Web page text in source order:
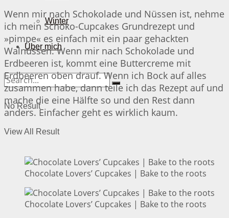
Winter
Über mich
No Result
View All Result
Wenn mir nach Schokolade und Nüssen ist, nehme
ich mein Schoko-Cupcakes Grundrezept und
»pimpe« es einfach mit ein paar gehackten
Walnüssen. Wenn mir nach Schokolade und
Erdbeeren ist, kommt eine Buttercreme mit
Erdbeeren oben drauf. Wenn ich Bock auf alles
zusammen habe, dann teile ich das Rezept auf und
mache die eine Hälfte so und den Rest dann
anders. Einfacher geht es wirklich kaum.
Chocolate Lovers’ Cupcakes | Bake to the roots
Chocolate Lovers’ Cupcakes | Bake to the roots